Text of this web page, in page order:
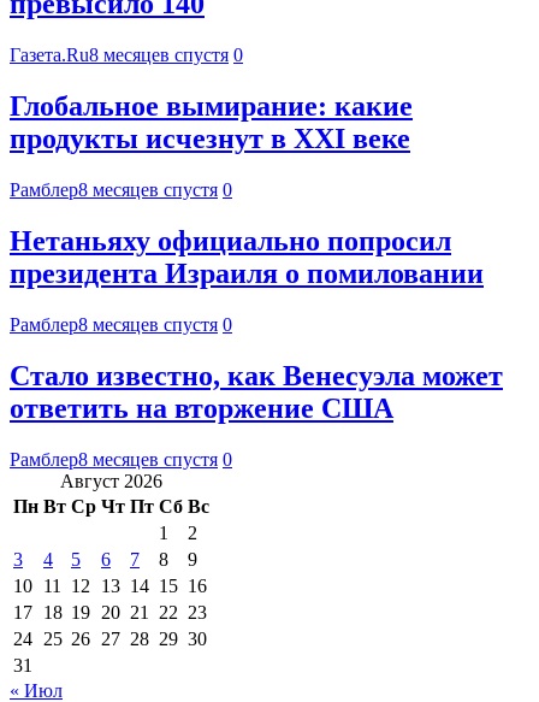
Газета.Ru8 месяцев спустя 0
Глобальное вымирание: какие
продукты исчезнут в XXI веке
Рамблер8 месяцев спустя 0
Нетаньяху официально попросил
президента Израиля о помиловании
Рамблер8 месяцев спустя 0
Стало известно, как Венесуэла может
ответить на вторжение США
Рамблер8 месяцев спустя 0
Август 2026
Пн Вт Ср Чт Пт Сб Вс
1
2
3
4 5 6 7 8
9
10 11 12 13 14 15 16
17 18 19 20 21 22 23
24 25 26 27 28 29 30
31
« Июл